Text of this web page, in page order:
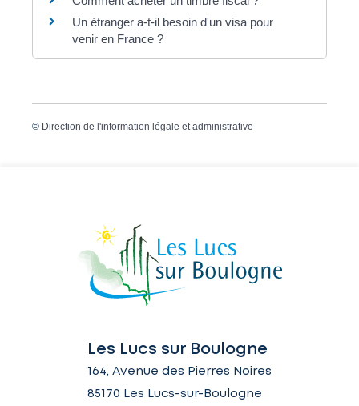
Un étranger a-t-il besoin d'un visa pour
venir en France ?
© Direction de l'information légale et administrative
Les Lucs sur Boulogne
164, Avenue des Pierres Noires
85170 Les Lucs-sur-Boulogne